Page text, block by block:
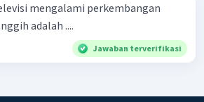
mengalami perkembangan
adalah ....
Jawaban terverifikasi